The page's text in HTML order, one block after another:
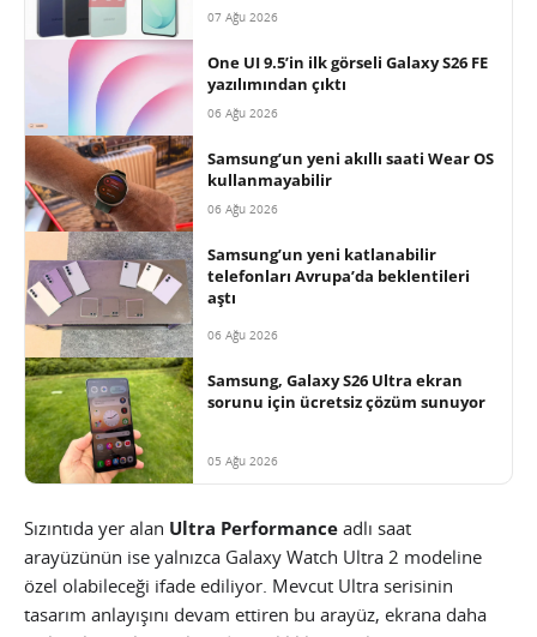
07 Ağu 2026
One UI 9.5’in ilk görseli Galaxy S26 FE
yazılımından çıktı
06 Ağu 2026
Samsung’un yeni akıllı saati Wear OS
kullanmayabilir
06 Ağu 2026
Samsung’un yeni katlanabilir
telefonları Avrupa’da beklentileri
aştı
06 Ağu 2026
Samsung, Galaxy S26 Ultra ekran
sorunu için ücretsiz çözüm sunuyor
05 Ağu 2026
Sızıntıda yer alan Ultra Performance adlı saat
arayüzünün ise yalnızca Galaxy Watch Ultra 2 modeline
özel olabileceği ifade ediliyor. Mevcut Ultra serisinin
tasarım anlayışını devam ettiren bu arayüz, ekrana daha